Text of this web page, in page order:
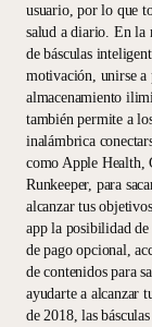
usuario, por lo que
salud a diario. En la
de básculas
motivación, unirse a
almacenamiento
también permite a
inalámbrica
como Apple Health,
Runkeeper, para
alcanzar tus
app la posibilidad de
de pago opcional,
de contenidos para
ayudarte a alcanzar
de 2018, las